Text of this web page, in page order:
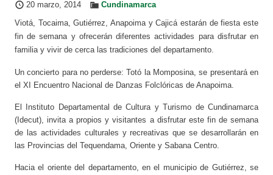
20 marzo, 2014 Cundinamarca
Viotá, Tocaima, Gutiérrez, Anapoima y Cajicá estarán de fiesta este
fin de semana y ofrecerán diferentes actividades para disfrutar en
familia y vivir de cerca las tradiciones del departamento.
Un concierto para no perderse: Totó la Momposina, se presentará en
el XI Encuentro Nacional de Danzas Folclóricas de Anapoima.
El Instituto Departamental de Cultura y Turismo de Cundinamarca
(Idecut), invita a propios y visitantes a disfrutar este fin de semana
de las actividades culturales y recreativas que se desarrollarán en
las Provincias del Tequendama, Oriente y Sabana Centro.
Hacia el oriente del departamento, en el municipio de Gutiérrez, se